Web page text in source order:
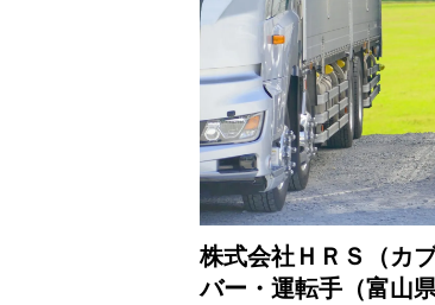
株式会社ＨＲＳ（カ
バー・運転手（富山